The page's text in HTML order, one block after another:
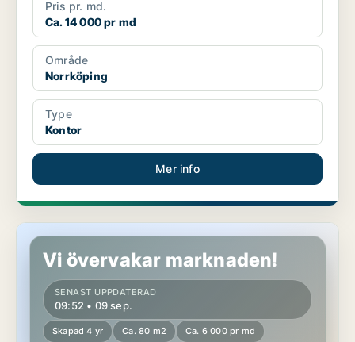
Pris pr. md.
Ca. 14 000 pr md
Område
Norrköping
Type
Kontor
Mer info
Kontor i Linköping
Vi övervakar marknaden!
SENAST UPPDATERAD
09:52 • 09 sep.
Skapad 4 yr Ca. 80 m2 Ca. 6 000 pr md